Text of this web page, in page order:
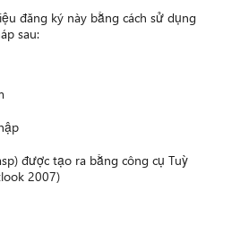
đăng ký này bằng cách sử dụng
sau:
được tạo ra bằng công cụ Tuỳ
2007)